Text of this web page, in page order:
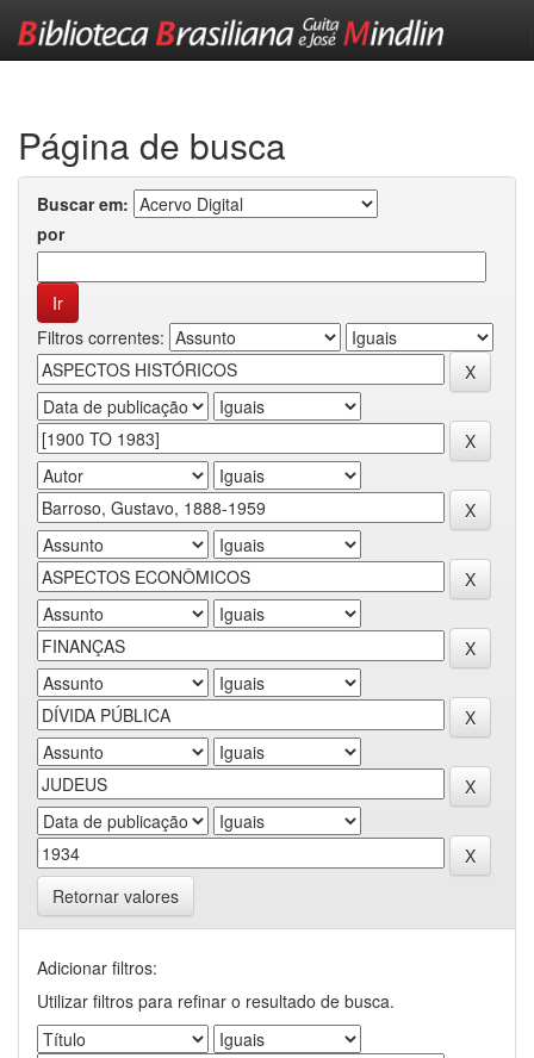
Página de busca
Buscar em:
por
Filtros correntes:
Retornar valores
Adicionar filtros:
Utilizar filtros para refinar o resultado de busca.